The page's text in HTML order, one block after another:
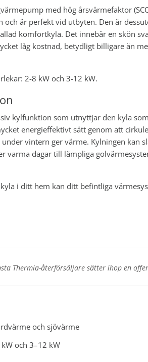
med hög årsvärmefaktor
och är perfekt vid utbyten. Den är
komfortkyla. Det innebär en skön
låg kostnad, betydligt billigare än
2-8 kW och 3-12 kW.
kylfunktion som utnyttjar den kyla
energieffektivt sätt genom att
vintern ger värme. Kylningen kan
varma dagar till lämpliga
i ditt hem kan ditt befintliga
Thermia-återförsäljare sätter ihop en
och sjövärme
och 3–12 kW